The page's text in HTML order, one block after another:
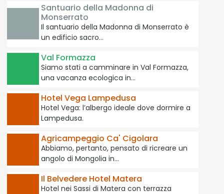
Santuario della Madonna di
Monserrato
Il santuario della Madonna di Monserrato è
un edificio sacro…
Val Formazza
Siamo stati a camminare in Val Formazza,
una vacanza ecologica in…
Hotel Vega Lampedusa
Hotel Vega: l’albergo ideale dove dormire a
Lampedusa.
Agricampeggio Ca' Cigolara
Abbiamo, pertanto, pensato di ricreare un
angolo di Mongolia in…
Il Belvedere Hotel Matera
Hotel nei Sassi di Matera con terrazza